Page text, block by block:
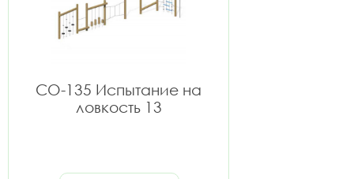
СО-135 Испытание на
ловкость 13